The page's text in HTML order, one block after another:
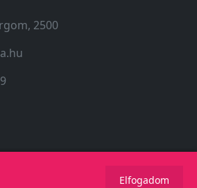
Elfogadom
2500